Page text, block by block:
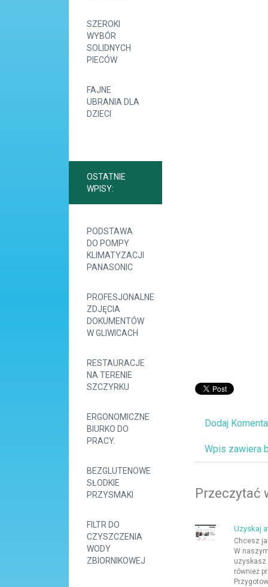
SZEROKI
WYBÓR
SOLIDNYCH
PIECÓW
FAJNE
UBRANIA DLA
DZIECI
OSTATNIE
WPISY:
PODSTAWA
DO POMPY
KLIMATYZACJI
PANASONIC
PROFESJONALNE
ZDJĘCIA
DOKUMENTÓW
W GLIWICACH
RESTAURACJE
NA TERENIE
SZCZYRKU
ERGONOMICZNE
BIURKO DO
PRACY.
BEZGLUTENOWE
SŁODKIE
PRZYSMAKI
FILTR DO
CZYSZCZENIA
WODY
ZBIORNIKOWEJ
Dodaj
Wpis zawiera
Przeczytać
Uzyskaj
Chcesz
W
uzyskasz
również